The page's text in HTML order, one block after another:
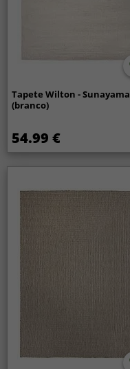
Tapete Wilton - Sunayama
(branco)
54.99 €